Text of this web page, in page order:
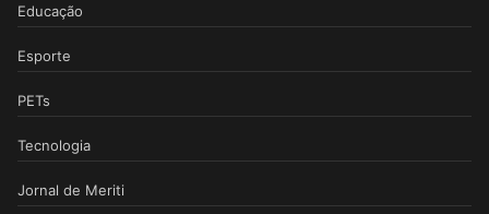
Educação
Esporte
PETs
Tecnologia
Jornal de Meriti